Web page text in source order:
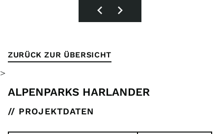
ZURÜCK ZUR ÜBERSICHT
>
ALPENPARKS HARLANDER
// PROJEKTDATEN